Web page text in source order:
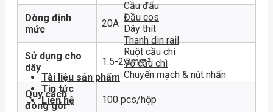
Cầu đấu
Đầu cos
Dây thít
Thanh din rail
Ruột cầu chì
Vỏ cầu chì
Chuyển mạch & nút nhấn
Tài liệu sản phẩm
Tin tức
Liên hệ
Dòng định
mức
20A
Sử dụng cho
dây
1.5-2.5mm²
Quy cách
đóng gói
100 pcs/hộp